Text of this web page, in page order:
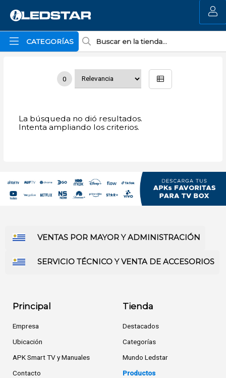
CATEGORÍAS
MI COMPRA
0
La búsqueda no dió resultados.
Intenta ampliando los criterios.
VENTAS POR MAYOR Y ADMINISTRACIÓN
SERVICIO TÉCNICO Y VENTA DE ACCESORIOS
Principal
Empresa
Ubicación
APK Smart TV y Manuales
Contacto
Tienda
Destacados
Categorías
Mundo Ledstar
Productos